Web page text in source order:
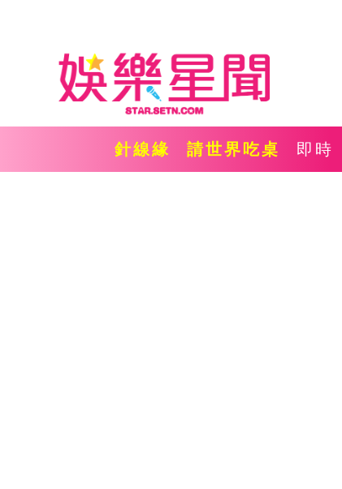
針線緣 請世界吃桌 即時